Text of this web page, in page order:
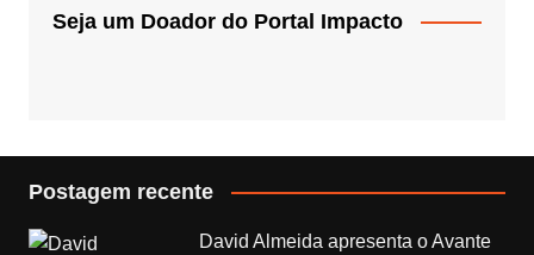
Seja um Doador do Portal Impacto
Postagem recente
David Almeida apresenta o Avante